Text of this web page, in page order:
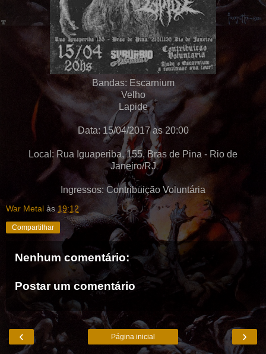
Bandas: Escarnium
Velho
Lapide
Data: 15/04/2017 as 20:00
Local: Rua Iguaperiba, 155, Bras de Pina - Rio de
Janeiro/RJ
Ingressos: Contribuição Voluntária
War Metal às19:12
Compartilhar
Nenhum comentário:
Postar um comentário
‹ ›
Página inicial